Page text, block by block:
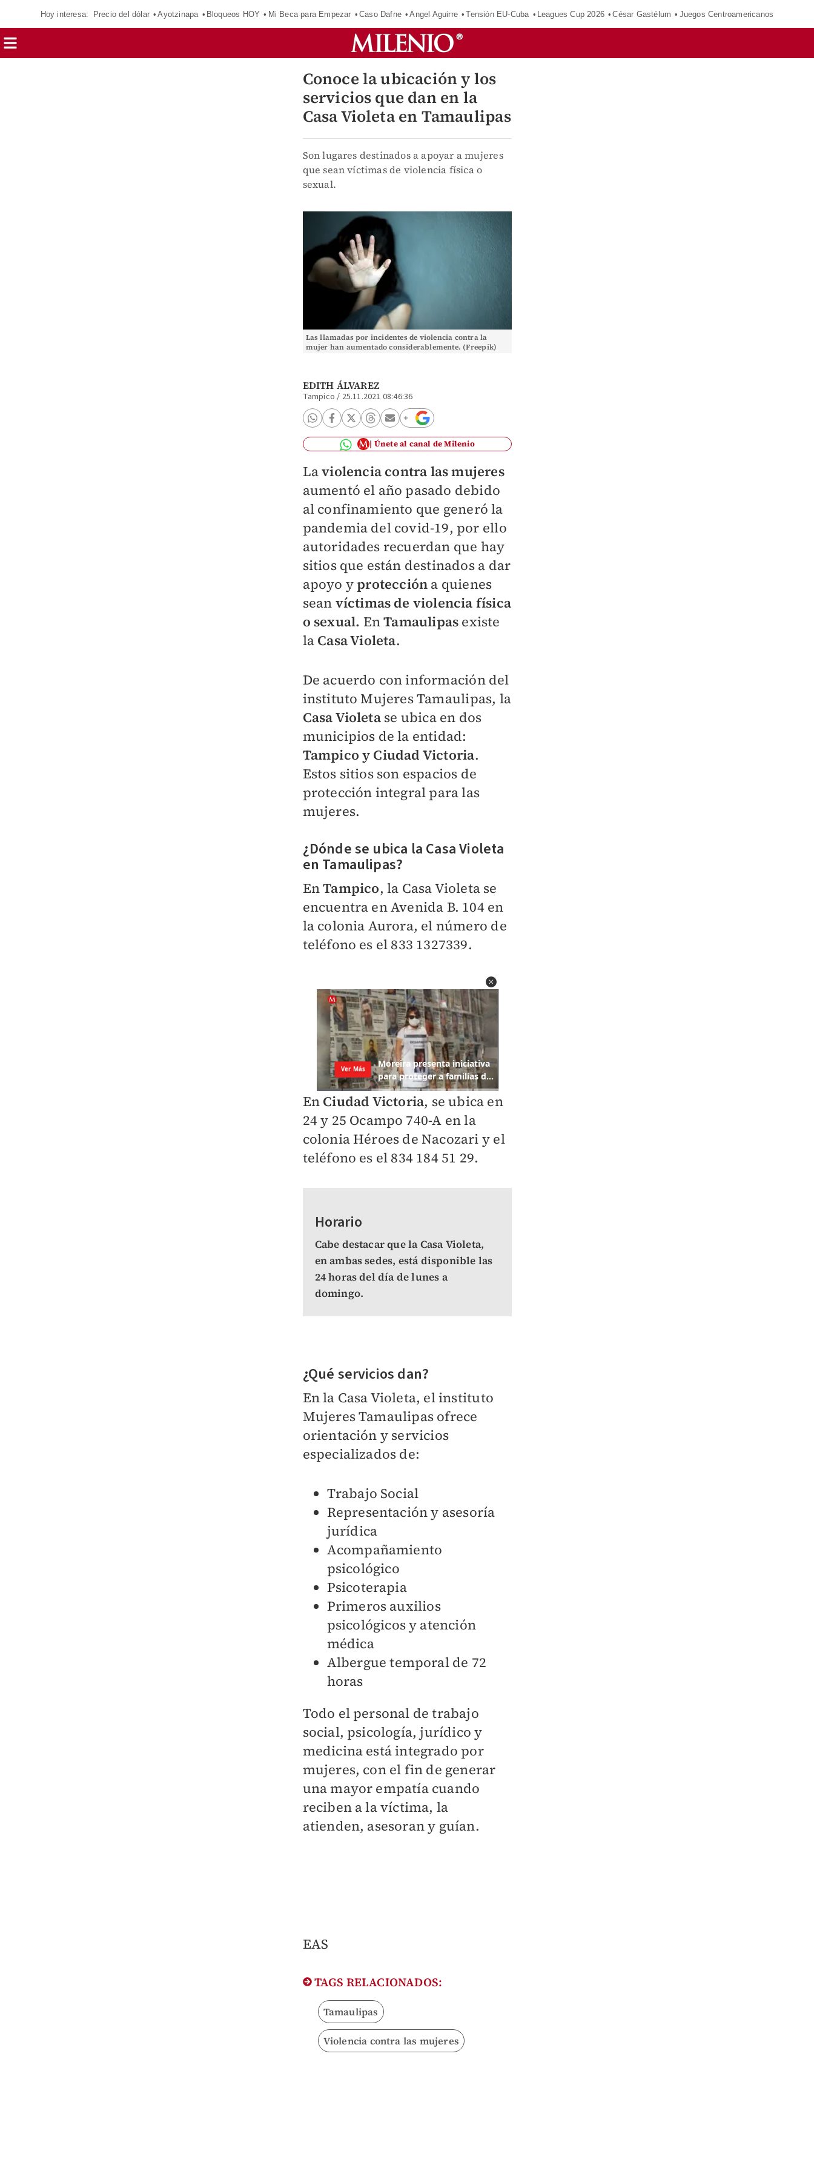
Hoy interesa: Precio del dólar Ayotzinapa Bloqueos HOY Mi Beca para Empezar Caso Dafne Ángel Aguirre Tensión EU-Cuba Leagues Cup 2026 César Gastélum Juegos Centroamericanos
Conoce la ubicación y los
servicios que dan en la
Casa Violeta en Tamaulipas
Son lugares destinados a apoyar a mujeres
que sean víctimas de violencia física o
sexual.
Las llamadas por incidentes de violencia contra la
mujer han aumentado considerablemente. (Freepik)
EDITH ÁLVAREZ
Tampico / 25.11.2021 08:46:36
Únete al canal de Milenio
Laviolencia contra las mujeres
aumentó el año pasado debido
al confinamiento que generó la
pandemia del covid-19, por ello
autoridades recuerdan que hay
sitios que están destinados a dar
apoyo yprotección a quienes
sean víctimas de violencia física
o sexual. EnTamaulipas existe
la Casa Violeta.
De acuerdo con información del
instituto Mujeres Tamaulipas, la
Casa Violetase ubica en dos
municipios de la entidad:
Tampico y Ciudad Victoria.
Estos sitios son espacios de
protección integral para las
mujeres.
¿Dónde se ubica la Casa Violeta
en Tamaulipas?
EnTampico, la Casa Violeta se
encuentra en Avenida B. 104 en
la colonia Aurora, el número de
teléfono es el 833 1327339.
En Ciudad Victoria, se ubica en
24 y 25 Ocampo 740-A en la
colonia Héroes de Nacozari y el
teléfono es el 834 184 51 29.
Horario
Cabe destacar que la Casa Violeta,
en ambas sedes, está disponible las
24 horas del día de lunes a
domingo.
¿Qué servicios dan?
En la Casa Violeta, el instituto
Mujeres Tamaulipas ofrece
orientación y servicios
especializados de:
Trabajo Social
Representación y asesoría
jurídica
Acompañamiento
psicológico
Psicoterapia
Primeros auxilios
psicológicos y atención
médica
Albergue temporal de 72
horas
Todo el personal de trabajo
social, psicología, jurídico y
medicina está integrado por
mujeres, con el fin de generar
una mayor empatía cuando
reciben a la víctima, la
atienden, asesoran y guían.
EAS
TAGS RELACIONADOS:
Tamaulipas
Violencia contra las mujeres